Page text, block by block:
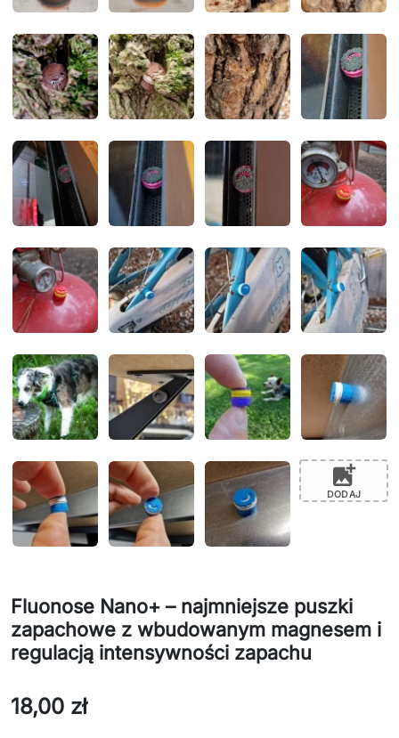
add_photo_alternate
DODAJ
Fluonose Nano+ – najmniejsze puszki
zapachowe z wbudowanym magnesem i
regulacją intensywności zapachu
18,00 zł